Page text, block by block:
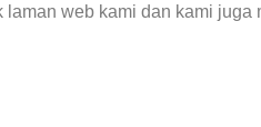
web kami dan kami juga